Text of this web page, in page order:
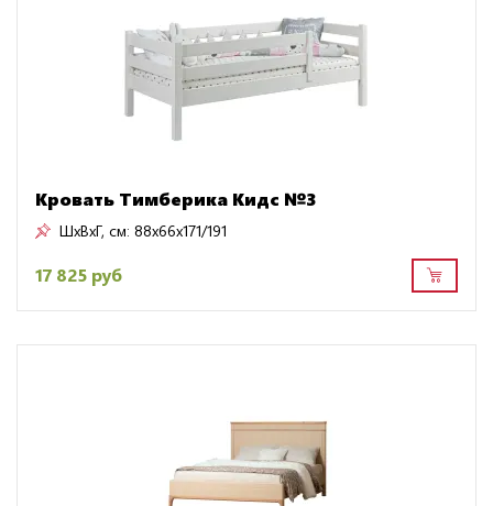
Кровать Тимберика Кидс №3
ШxВxГ, см: 88x66x171/191
17 825 руб